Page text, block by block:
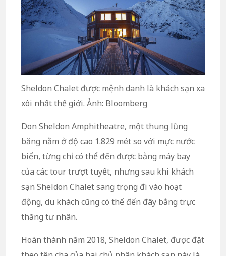
Sheldon Chalet được mệnh danh là khách sạn xa
xôi nhất thế giới. Ảnh: Bloomberg
Don Sheldon Amphitheatre, một thung lũng
băng nằm ở độ cao 1.829 mét so với mực nước
biển, từng chỉ có thể đến được bằng máy bay
của các tour trượt tuyết, nhưng sau khi khách
sạn Sheldon Chalet sang trọng đi vào hoạt
động, du khách cũng có thể đến đây bằng trực
thăng tư nhân.
Hoàn thành năm 2018, Sheldon Chalet, được đặt